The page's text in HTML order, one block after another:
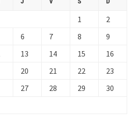
1
2
6 7 8
9
13 14 15
16
20 21 22
23
27 28 29
30